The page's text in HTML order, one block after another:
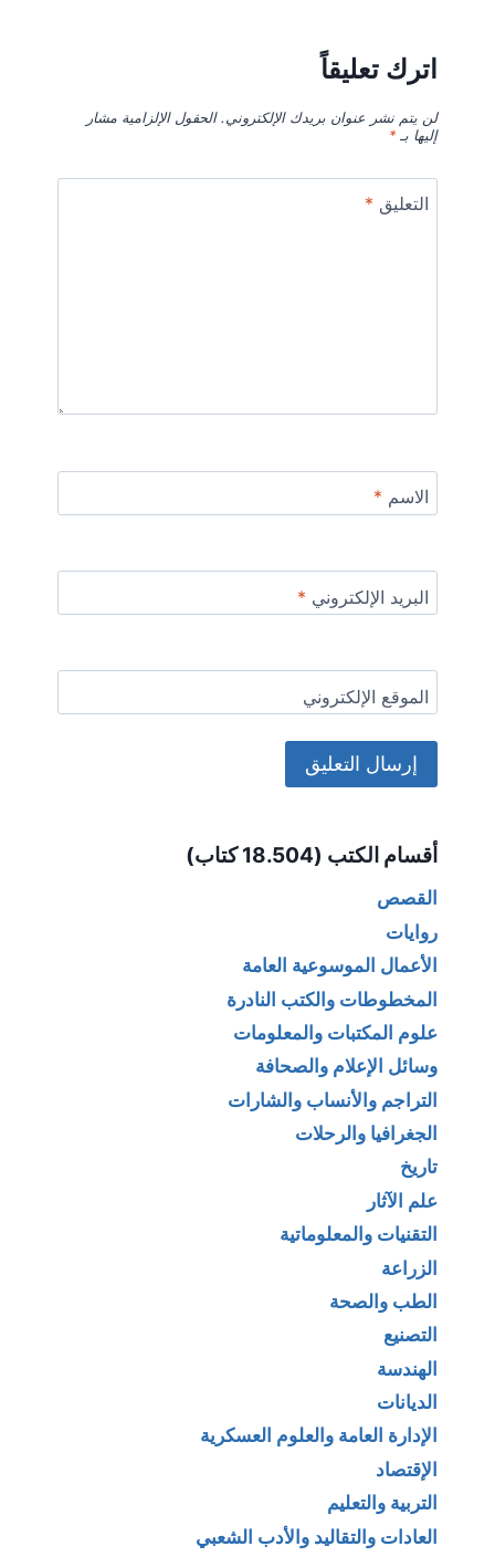
اترك تعليقاً
لن يتم نشر عنوان بريدك الإلكتروني. الحقول الإلزامية مشار
إليها بـ*
التعليق *
الاسم *
البريد الإلكتروني *
الموقع الإلكتروني
أقسام الكتب (18.504 كتاب)
القصص
روايات
الأعمال الموسوعية العامة
المخطوطات والكتب النادرة
علوم المكتبات والمعلومات
وسائل الإعلام والصحافة
التراجم والأنساب والشارات
الجغرافيا والرحلات
تاريخ
علم الآثار
التقنيات والمعلوماتية
الزراعة
الطب والصحة
التصنيع
الهندسة
الديانات
الإدارة العامة والعلوم العسكرية
الإقتصاد
التربية والتعليم
العادات والتقاليد والأدب الشعبي